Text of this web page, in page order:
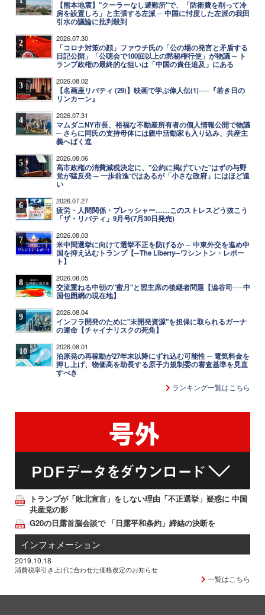
【熊本地震】"クーラーなし避難所"で、「防衛費を削って冷
房を設置しろ」と主張する左派 ─ 中国に忖度した左派の我田
引水の議論に批判殺到
2 2026.07.30
「コロナ対策の顔」ファウチ氏の「公の場の発言と矛盾する
日記公開」「公聴会で100回以上の黙秘権行使」が物議 ─ ト
ランプ政権の最終的な狙いは「中国の責任追及」にある
3 2026.08.02
【名画座リバティ (29)】映画で学ぶ偉人伝(1)──『若き日の
リンカーン』
4 2026.07.31
マムダニNY市長、裕福な不動産所有者の個人情報公開で物議
─ さらに同氏の支持母体には親中活動家も入り込み、共産主
義へばく進
5 2026.08.06
高市政権の消費減税決定に、"公約に掲げていた"はずの与野
党が猛反発 ─ 一歩前進ではあるが「小さな政府」にはほど遠
い
6 2026.07.27
疲労・人間関係・プレッシャー……このストレスどう抜こう
「ザ・リバティ」9月号(7月30日発売)
7 2026.08.03
米中間選挙に向けて選挙不正を防げるか ─ 中東外交を進め中
国を抑え込むトランプ【─The Liberty─ワシントン・レポー
ト】
8 2026.08.05
交流重ねる中朝の"蜜月"と習主席の後継者問題【澁谷司──中
国包囲網の現在地】
9 2026.08.04
インフラ開発のために"未開発資源"を担保に取られるガーナ
の運命【チャイナリスクの死角】
10 2026.08.01
泊原発の再稼動が27年末以降にずれ込む可能性 ─ 電気料金を
押し上げ、物価高を助長する原子力規制委の審査基準を見直
すべき
ランキング一覧はこちら
トランプが「敗北宣言」をしない理由「不正選挙」疑惑に 中国
共産党の影
G20の日露首脳会談で 「日露平和条約」締結の決断を
インフォメーション
2019.10.18
消費税率引き上げに合わせた価格改定のお知らせ
一覧はこちら